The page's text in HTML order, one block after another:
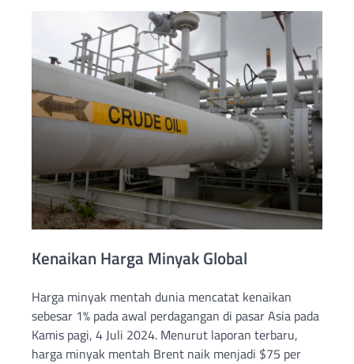
Kenaikan Harga Minyak Global
Harga minyak mentah dunia mencatat kenaikan
sebesar 1% pada awal perdagangan di pasar Asia pada
Kamis pagi, 4 Juli 2024. Menurut laporan terbaru,
harga minyak mentah Brent naik menjadi $75 per